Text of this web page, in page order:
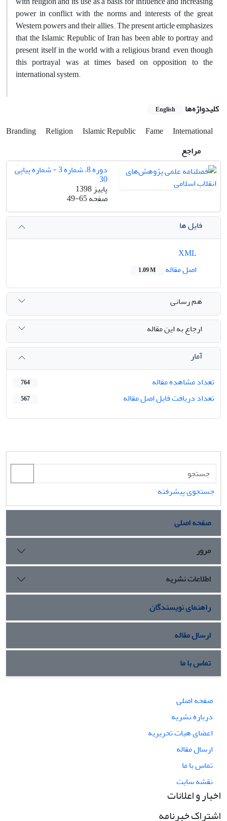
power in conflict with the norms and interests of the great
Western powers and their allies. The present article emphasizes
that the Islamic Republic of Iran has been able to portray and
present itself in the world with a religious brand, even though
this portrayal was at times based on opposition to the
international system.
کلیدواژه‌ها English
Branding Religion Islamic Republic Fame
International
مراجع
دوره 8، شماره 3 - شماره پیاپی
30
پاییز 1398
صفحه49-65
فایل ها
اصل مقاله
1.09 M
هم رسانی
ارجاع به این مقاله
آمار
تعداد مشاهده مقاله
764
تعداد دریافت فایل اصل مقاله 567
جستجوی پیشرفته
صفحه اصلی
مرور
اطلاعات نشریه
راهنمای نویسندگان
ارسال مقاله
تماس با ما
صفحه اصلی
درباره نشریه
اعضای هیات تحریریه
ارسال مقاله
تماس با ما
نقشه سایت
اخبار و اعلانات
اشتراک خبرنامه